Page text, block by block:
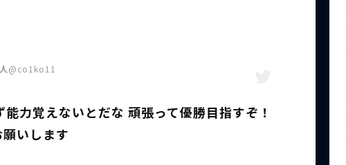
@co1ko11
力覚えないとだな 頑張って優勝目指すぞ！
いします